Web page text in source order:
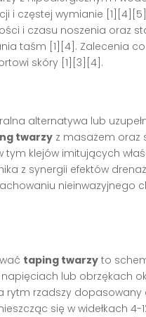
i częstej wymianie
i czasu noszenia oraz
taśm [1][4]. Zalecenia
skóry [1][3][4].
alternatywa lub
twarzy z masażem oraz
klejów imitujących
z synergii efektów
nieinwazyjnego
taping twarzy to
lub obrzękach
rytm rzadszy
się w widełkach 4-